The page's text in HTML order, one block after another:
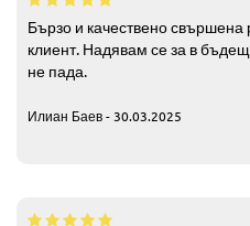
Бързо и качествено свършена
клиент. Надявам се за в
не пада.
Илиан Баев - 30.03.2025